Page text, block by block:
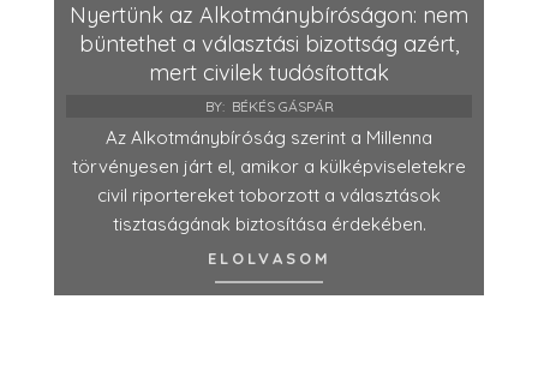
Nyertünk az Alkotmánybíróságon: nem
büntethet a választási bizottság azért,
mert civilek tudósítottak
BY: BÉKÉS GÁSPÁR
Az Alkotmánybíróság szerint a Millenna
törvényesen járt el, amikor a külképviseletekre
civil riportereket toborzott a választások
tisztaságának biztosítása érdekében.
ELOLVASOM